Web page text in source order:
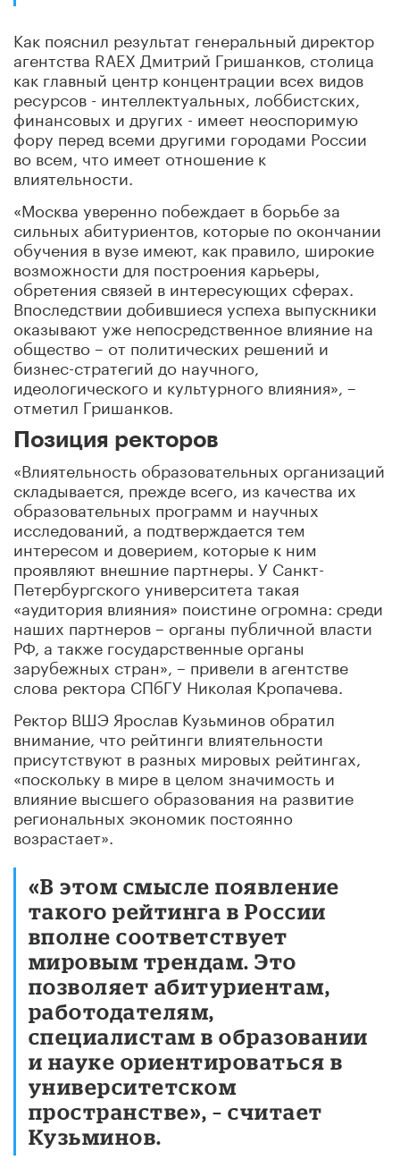
Как пояснил результат генеральный директор
агентства RAEX Дмитрий Гришанков, столица
как главный центр концентрации всех видов
ресурсов - интеллектуальных, лоббистских,
финансовых и других - имеет неоспоримую
фору перед всеми другими городами России
во всем, что имеет отношение к
влиятельности.
«Москва уверенно побеждает в борьбе за
сильных абитуриентов, которые по окончании
обучения в вузе имеют, как правило, широкие
возможности для построения карьеры,
обретения связей в интересующих сферах.
Впоследствии добившиеся успеха выпускники
оказывают уже непосредственное влияние на
общество – от политических решений и
бизнес-стратегий до научного,
идеологического и культурного влияния», –
отметил Гришанков.
Позиция ректоров
«Влиятельность образовательных организаций
складывается, прежде всего, из качества их
образовательных программ и научных
исследований, а подтверждается тем
интересом и доверием, которые к ним
проявляют внешние партнеры. У Санкт-
Петербургского университета такая
«аудитория влияния» поистине огромна: среди
наших партнеров – органы публичной власти
РФ, а также государственные органы
зарубежных стран», – привели в агентстве
слова ректора СПбГУ Николая Кропачева.
Ректор ВШЭ Ярослав Кузьминов обратил
внимание, что рейтинги влиятельности
присутствуют в разных мировых рейтингах,
«поскольку в мире в целом значимость и
влияние высшего образования на развитие
региональных экономик постоянно
возрастает».
«В этом смысле появление
такого рейтинга в России
вполне соответствует
мировым трендам. Это
позволяет абитуриентам,
работодателям,
специалистам в образовании
и науке ориентироваться в
университетском
пространстве», – считает
Кузьминов.